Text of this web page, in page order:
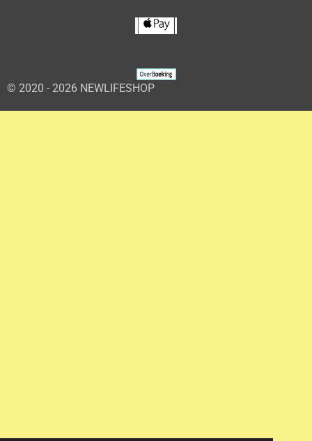
© 2020 - 2026 NEWLIFESHOP